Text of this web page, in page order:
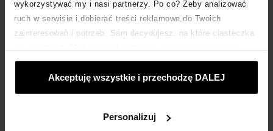
wykorzystywać my i nasi partnerzy. Po co? Żeby analizować
ruch w serwisie i dobierać treści reklamowe do Twoich
zainteresowań i potrzeb. Sam decydujesz, na które ciasteczka
„Akceptuje wszystkie i przechodzę DALEJ”; dostosować
ciasteczka używając opcji „Personalizuj”; odmówić ciasteczek,
które nie są niezbędne: klikając „Tylko niezbędne ciasteczka”.
Akceptuję wszystkie i przechodzę DALEJ
Personalizuj
LIFESTYLE
ZAKUP MOTOCYKLA – CZY WARTO WZIĄĆ KREDYT
KREDYT NA SAMOCHÓD TO, OBOK LEASINGU, JEDNA Z